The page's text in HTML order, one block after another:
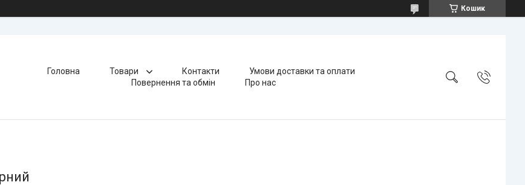
Кошик
Головна Товари Контакти
Умови доставки та оплати
Повернення та обмін
Про нас